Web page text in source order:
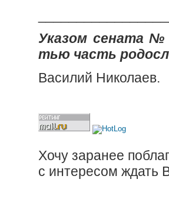
Указом сената №
тью часть
Василий Николаев.
Хочу заранее
с интересом ждать